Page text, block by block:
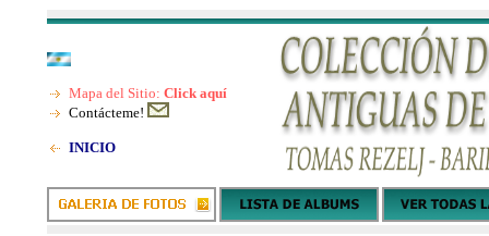
Mapa del Sitio: Click aquí
Contácteme!
INICIO